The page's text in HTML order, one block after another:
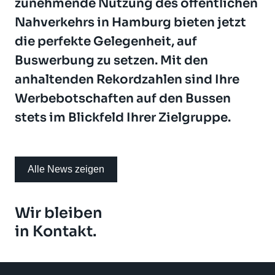
zunehmende Nutzung des öffentlichen
Nahverkehrs in Hamburg bieten jetzt
die perfekte Gelegenheit, auf
Buswerbung zu setzen. Mit den
anhaltenden Rekordzahlen sind Ihre
Werbebotschaften auf den Bussen
stets im Blickfeld Ihrer Zielgruppe.
Alle News zeigen
Wir bleiben
in Kontakt.